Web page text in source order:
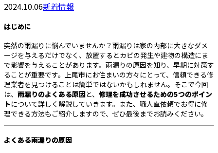
2024.10.06新着情報
はじめに
突然の雨漏りに悩んでいませんか？雨漏りは家の内部に大きなダメ
ージを与えるだけでなく、放置するとカビの発生や建物の構造にま
で影響を与えることがあります。雨漏りの原因を知り、早期に対策す
ることが重要です。上尾市にお住まいの方々にとって、信頼できる修
理業者を見つけることは簡単ではないかもしれません。そこで今回
は、 雨漏りのよくある原因と、 修理を成功させるための5つのポイン
トについて詳しく解説していきます。また、職人直依頼でお得に修
理できる方法もご紹介しますので、ぜひ最後までお読みください。
よくある雨漏りの原因